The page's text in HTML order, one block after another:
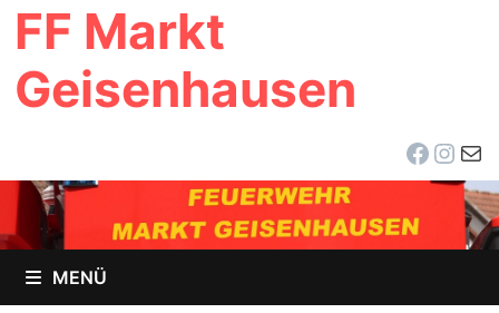
Zum
Inhalt
springen
FF Markt
Geisenhausen
E-
MENÜ